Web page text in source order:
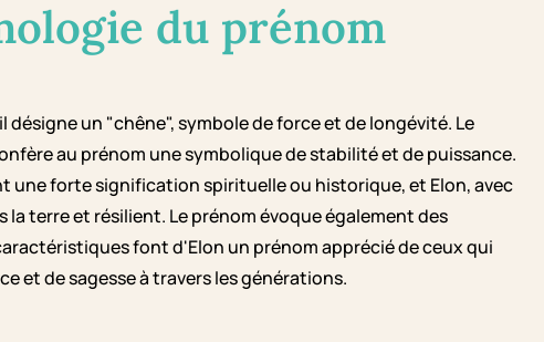
du prénom
un "chêne", symbole de force et de longévité. Le
au prénom une symbolique de stabilité et de puissance.
une forte signification spirituelle ou historique, et Elon, avec
terre et résilient. Le prénom évoque également des
font d'Elon un prénom apprécié de ceux qui
et de sagesse à travers les générations.